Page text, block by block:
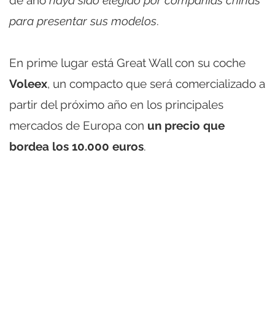
para presentar sus modelos.
En prime lugar está Great Wall con su coche
Voleex, un compacto que será comercializado a
partir del próximo año en los principales
mercados de Europa con un precio que
bordea los 10.000 euros.